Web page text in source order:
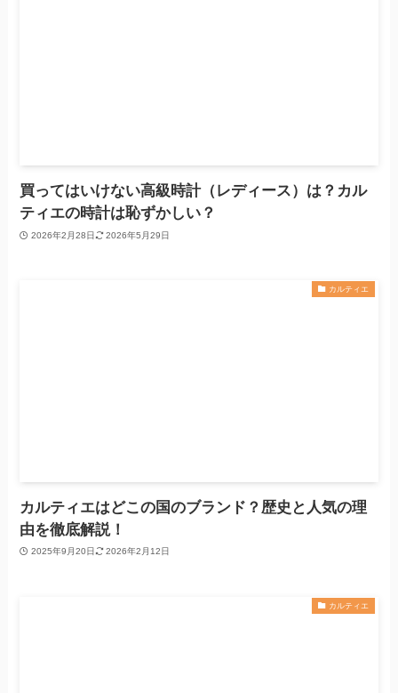
買ってはいけない高級時計（レディース）は？カル
ティエの時計は恥ずかしい？
2026年2月28日 2026年5月29日
カルティエ
カルティエはどこの国のブランド？歴史と人気の理
由を徹底解説！
2025年9月20日 2026年2月12日
カルティエ